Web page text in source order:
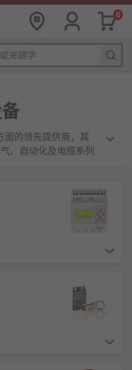
0
面的领先提供商，其
、自动化及电缆系列
、基础设施和建筑领
器、传感器、PLC 和
块和电路断路器，适
配合使用的应用。
我们可保证提供最充
设备组件系列，及我
品，它们满足最高的